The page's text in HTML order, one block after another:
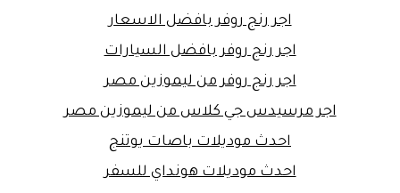
اجر رنج روفر بافضل الاسعار
اجر رنج روفر بافضل السيارات
اجر رنج روفر من ليموزين مصر
اجر مرسيدس جي كلاس من ليموزين مصر
احدث موديلات باصات يوتنج
احدث موديلات هونداي للسفر